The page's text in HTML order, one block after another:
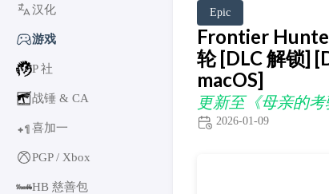
汉化
游戏
P 社
战锤 & CA
+1喜加一
PGP / Xbox
HB 慈善包
Epic
Frontier
轮 [DLC 解锁]
macOS]
更新至《母亲的
2026-01-09